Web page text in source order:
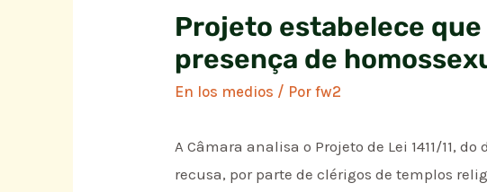
Projeto estabelece
presença de
En los medios / Porfw2
A Câmara analisa o Projeto de Lei 1411/11,
recusa, por parte de clérigos de templos